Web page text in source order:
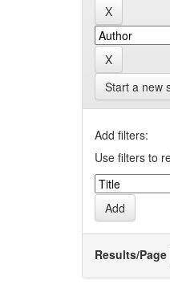
Start a new
Add filters:
Use filters to
Results/Page